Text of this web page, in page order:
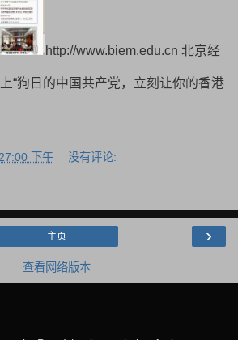
http://www.biem.edu.cn 北京经
“狗日的中国共产党，立刻让你的香港
下午 没有评论:
›
主页
查看网络版本